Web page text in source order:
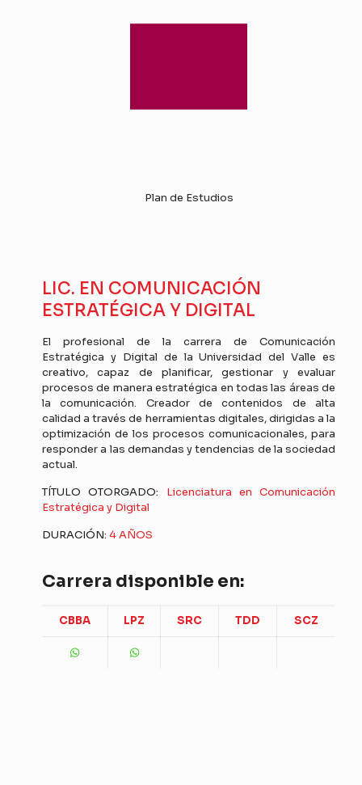
Plan de Estudios
LIC. EN COMUNICACIÓN
ESTRATÉGICA Y DIGITAL
El profesional de la carrera de Comunicación
Estratégica y Digital de la Universidad del Valle es
creativo, capaz de planificar, gestionar y evaluar
procesos de manera estratégica en todas las áreas de
la comunicación. Creador de contenidos de alta
calidad a través de herramientas digitales, dirigidas a la
optimización de los procesos comunicacionales, para
responder a las demandas y tendencias de la sociedad
actual.
TÍTULO OTORGADO: Licenciatura en Comunicación
Estratégica y Digital
DURACIÓN:4 AÑOS
Carrera disponible en:
CBBA LPZ SRC TDD SCZ